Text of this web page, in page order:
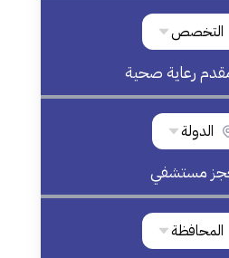
التخصص
رعاية صحية
الدولة
مستشفي
المحافظة